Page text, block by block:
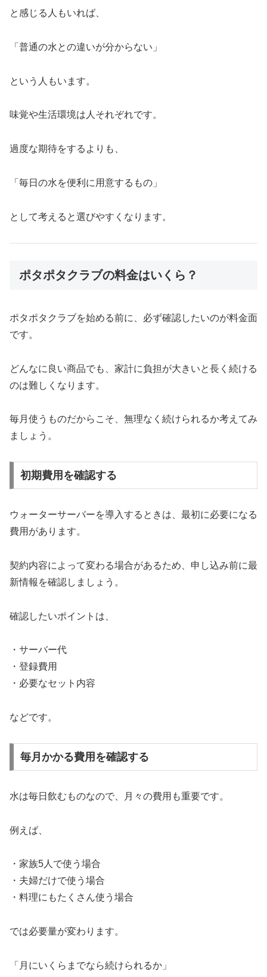
と感じる人もいれば、
「普通の水との違いが分からない」
という人もいます。
味覚や生活環境は人それぞれです。
過度な期待をするよりも、
「毎日の水を便利に用意するもの」
として考えると選びやすくなります。
ポタポタクラブの料金はいくら？
ポタポタクラブを始める前に、必ず確認したいのが料金面
です。
どんなに良い商品でも、家計に負担が大きいと長く続ける
のは難しくなります。
毎月使うものだからこそ、無理なく続けられるか考えてみ
ましょう。
初期費用を確認する
ウォーターサーバーを導入するときは、最初に必要になる
費用があります。
契約内容によって変わる場合があるため、申し込み前に最
新情報を確認しましょう。
確認したいポイントは、
・サーバー代
・登録費用
・必要なセット内容
などです。
毎月かかる費用を確認する
水は毎日飲むものなので、月々の費用も重要です。
例えば、
・家族5人で使う場合
・夫婦だけで使う場合
・料理にもたくさん使う場合
では必要量が変わります。
「月にいくらまでなら続けられるか」